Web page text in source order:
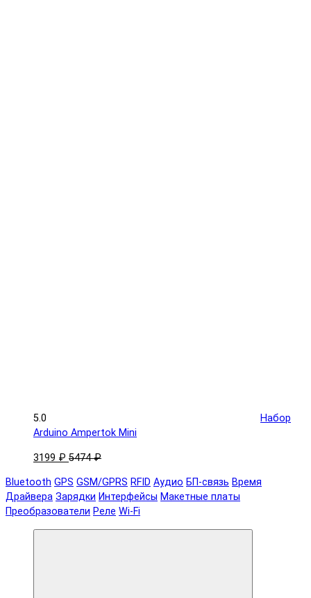
5.0
Набор
Arduino Ampertok Mini
3199 ₽ 5474 ₽
Bluetooth GPS GSM/GPRS RFID Аудио БП-связь Время
Драйвера Зарядки Интерфейсы Макетные платы
Преобразователи Реле Wi-Fi